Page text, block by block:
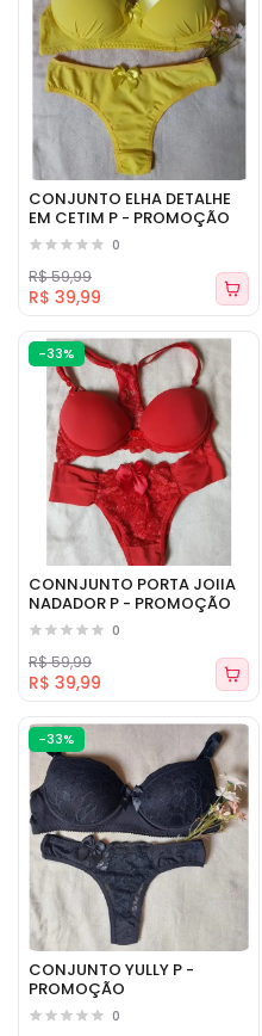
CONJUNTO ELHA DETALHE
EM CETIM P - PROMOÇÃO
0
R$ 39,99
R$ 59,99
-33%
CONNJUNTO PORTA JOIIA
NADADOR P - PROMOÇÃO
0
R$ 39,99
R$ 59,99
-33%
CONJUNTO YULLY P -
PROMOÇÃO
0